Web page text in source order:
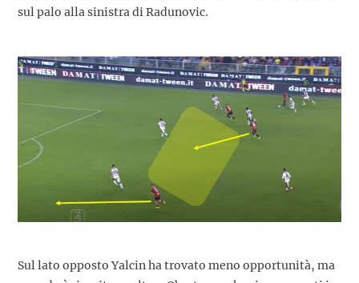
sul palo alla sinistra di Radunovic.
Sul lato opposto Yalcin ha trovato meno opportunità, ma